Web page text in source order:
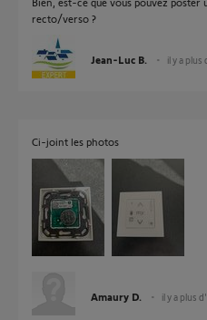
recto/verso ?
Jean-Luc B. il y a plus
Ci-joint les photos
Amaury D. il y a plus